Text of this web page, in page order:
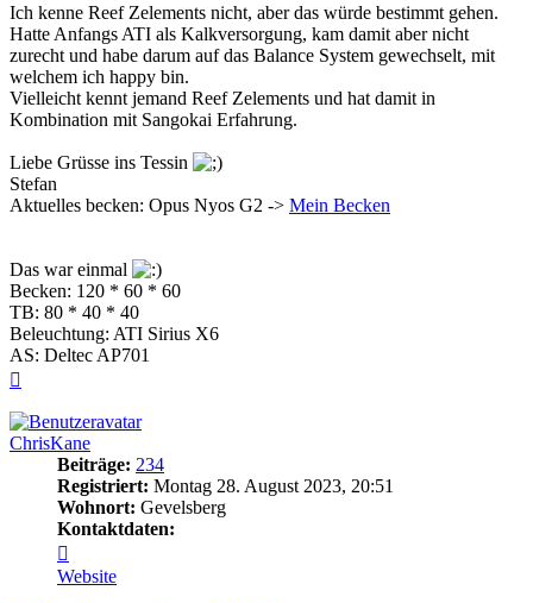
Ich kenne Reef Zelements nicht, aber das würde bestimmt gehen.
Hatte Anfangs ATI als Kalkversorgung, kam damit aber nicht
zurecht und habe darum auf das Balance System gewechselt, mit
welchem ich happy bin.
Vielleicht kennt jemand Reef Zelements und hat damit in
Kombination mit Sangokai Erfahrung.
Liebe Grüsse ins Tessin
Stefan
Aktuelles becken: Opus Nyos G2 -> Mein Becken
Das war einmal
Becken: 120 * 60 * 60
TB: 80 * 40 * 40
Beleuchtung: ATI Sirius X6
AS: Deltec AP701
ChrisKane
Beiträge: 234
Registriert: Montag 28. August 2023, 20:51
Wohnort: Gevelsberg
Kontaktdaten:
von
ChrisKane
Website